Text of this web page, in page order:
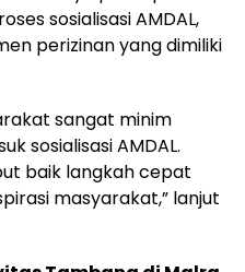
sosialisasi AMDAL,
perizinan yang dimiliki
sangat minim
sosialisasi AMDAL.
baik langkah cepat
masyarakat,” lanjut